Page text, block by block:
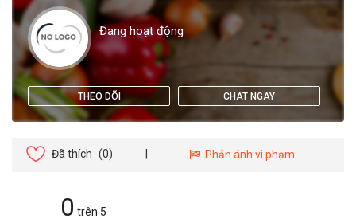
Đang hoạt động
THEO DÕI CHAT NGAY
Đã thích (0) Phản ánh vi phạm
0 trên 5